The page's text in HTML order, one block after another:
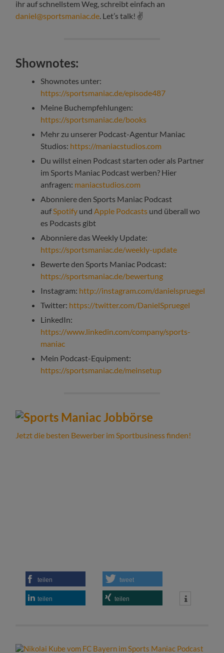
ihr auf schnellstem Weg, schreibt einfach an
daniel@sportsmaniac.de. Let’s talk! ✌️
Shownotes:
Shownotes unter:
https://sportsmaniac.de/episode487
Meine Buchempfehlungen:
https://sportsmaniac.de/books
Mehr zu unserer Podcast-Agentur Maniac
Studios: https://maniacstudios.com
Du willst einen Podcast starten oder als Partner
im Sports Maniac Podcast werben? Hier
anfragen: maniacstudios.com
Abonniere den Sports Maniac Podcast
aufSpotify undApple Podcasts und überall wo
es Podcasts gibt
Abonniere das Weekly Update:
https://sportsmaniac.de/weekly-update
Bewerte den Sports Maniac Podcast:
https://sportsmaniac.de/bewertung
Instagram: http://instagram.com/danielspruegel
Twitter: https://twitter.com/DanielSpruegel
LinkedIn:
https://www.linkedin.com/company/sports-
maniac
Mein Podcast-Equipment:
https://sportsmaniac.de/meinsetup
Jetzt die besten Bewerber im Sportbusiness finden!
teilen tweet
teilen teilen